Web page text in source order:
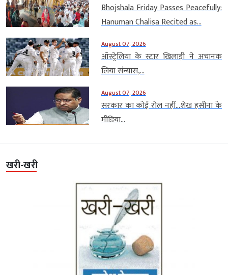
Bhojshala Friday Passes Peacefully:
Hanuman Chalisa Recited as...
August 07, 2026
ऑस्ट्रेलिया के स्टार खिलाड़ी ने अचानक
लिया संन्यास,...
August 07, 2026
सरकार का कोई रोल नहीं…शेख हसीना के
मीडिया...
खरी-खरी